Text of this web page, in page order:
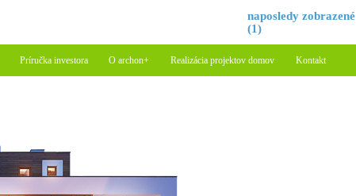
naposledy zobrazené
(1)
Príručka investora O archon+ Realizácia projektov domov Kontakt